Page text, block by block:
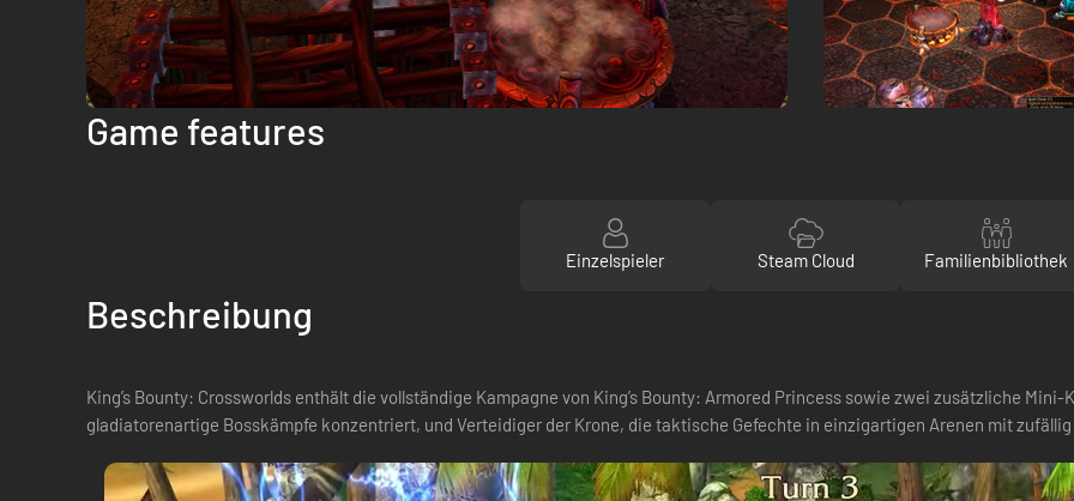
Game features
Einzelspieler Steam Cloud Familienbibliothek
Beschreibung
King’s Bounty: Crossworlds enthält die vollständige Kampagne von King’s Bounty: Armored Princess sowie zwei zusätzliche
gladiatorenartige Bosskämpfe konzentriert, und Verteidiger der Krone, die taktische Gefechte in einzigartigen Arenen mit